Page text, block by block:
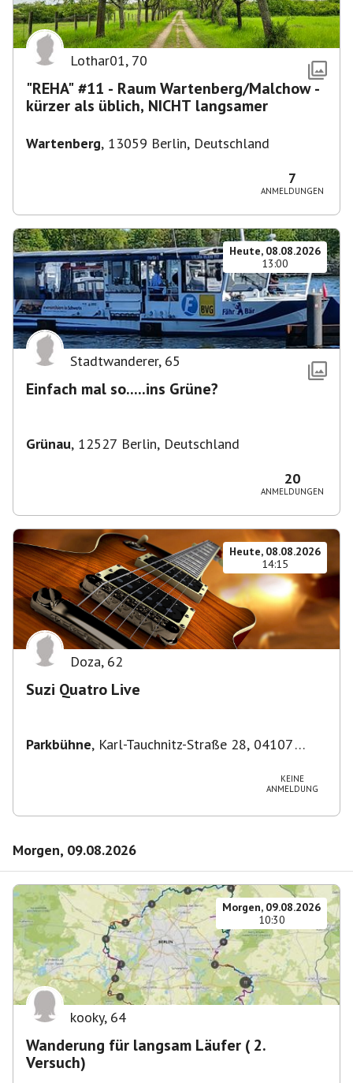
Lothar01, 70
"REHA" #11 - Raum Wartenberg/Malchow -
kürzer als üblich, NICHT langsamer
Wartenberg, 13059 Berlin, Deutschland
7
ANMELDUNGEN
Heute, 08.08.2026
13:00
Stadtwanderer, 65
Einfach mal so.....ins Grüne?
Grünau, 12527 Berlin, Deutschland
20
ANMELDUNGEN
Heute, 08.08.2026
14:15
Doza, 62
Suzi Quatro Live
Parkbühne, Karl-Tauchnitz-Straße 28, 04107
KEINE
ANMELDUNG
Morgen, 09.08.2026
Morgen, 09.08.2026
10:30
kooky, 64
Wanderung für langsam Läufer ( 2.
Versuch)